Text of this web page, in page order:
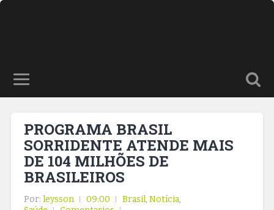
PROGRAMA BRASIL
SORRIDENTE ATENDE MAIS
DE 104 MILHÕES DE
BRASILEIROS
Por: leysson 09:00 Brasil, Notícia,